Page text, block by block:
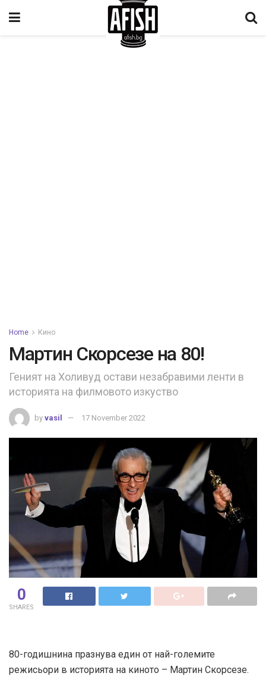
Home Кино
Мартин Скорсезе на 80!
Геният на Холивуд остави незабравими ленти в
историята на филмовото изкуство
by vasil 17 November 2022
0
SHARES
80-годишнина празнува един от най-големите
режисьори в историята на киното – Мартин Скорсезе.